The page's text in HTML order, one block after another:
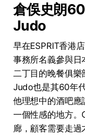
倉俁史朗
Judo
早在ESPRIT香港
事務所名義參與
二丁目的晚餐俱
Judo也是其60年
他理想中的酒吧應
一個性感的地方
廊，顧客需要走